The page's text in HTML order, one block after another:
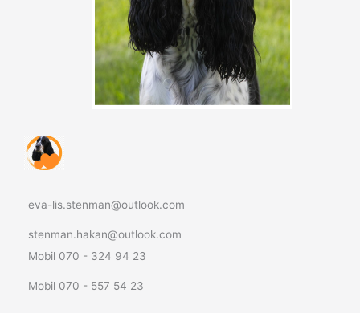
eva-lis.stenman@outlook.com
stenman.hakan@outlook.com
Mobil 070 - 324 94 23
Mobil 070 - 557 54 23